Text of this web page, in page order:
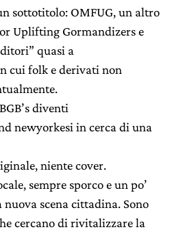
sottotitolo: OMFUG, un altro
Uplifting Gormandizers e
quasi a
cui folk e derivati non
diventi
newyorkesi in cerca di una
niente cover.
sempre sporco e un po’
scena cittadina. Sono
cercano di rivitalizzare la